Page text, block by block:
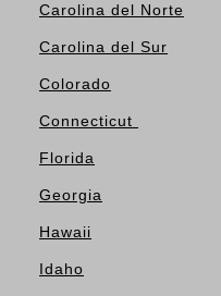
Carolina del Norte
Carolina del Sur
Colorado
Connecticut
Florida
Georgia
Hawaii
Idaho